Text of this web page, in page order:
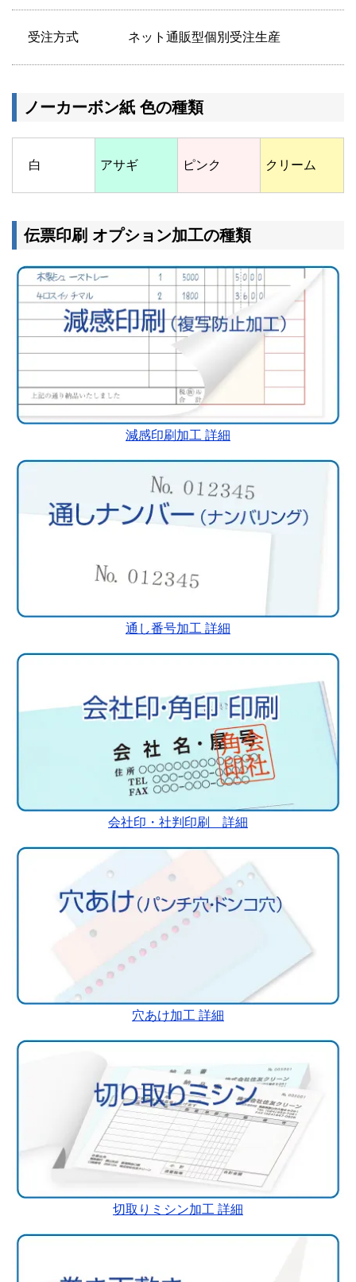
受注方式 ネット通販型個別受注生産
ノーカーボン紙 色の種類
白 アサギ ピンク クリーム
伝票印刷 オプション加工の種類
減感印刷加工 詳細
通し番号加工 詳細
会社印・社判印刷 詳細
穴あけ加工 詳細
切取りミシン加工 詳細